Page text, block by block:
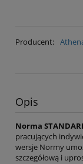
Producent:
Opis
Norma
pracujących
wersje Normy
szczegółową i